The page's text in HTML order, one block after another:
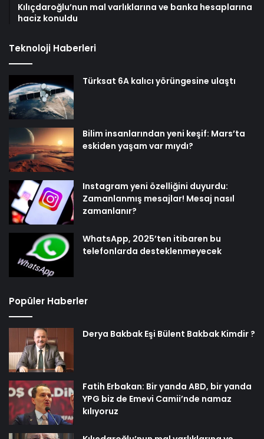
Kılıçdaroğlu’nun mal varlıklarına ve banka hesaplarına
haciz konuldu
Teknoloji Haberleri
Türksat 6A kalıcı yörüngesine ulaştı
Bilim insanlarından yeni keşif: Mars’ta
eskiden yaşam var mıydı?
Instagram yeni özelliğini duyurdu:
Zamanlanmış mesajlar! Mesaj nasıl
zamanlanır?
WhatsApp, 2025’ten itibaren bu
telefonlarda desteklenmeyecek
Popüler Haberler
Derya Bakbak Eşi Bülent Bakbak Kimdir ?
Fatih Erbakan: Bir yanda ABD, bir yanda
YPG biz de Emevi Camii’nde namaz
kılıyoruz